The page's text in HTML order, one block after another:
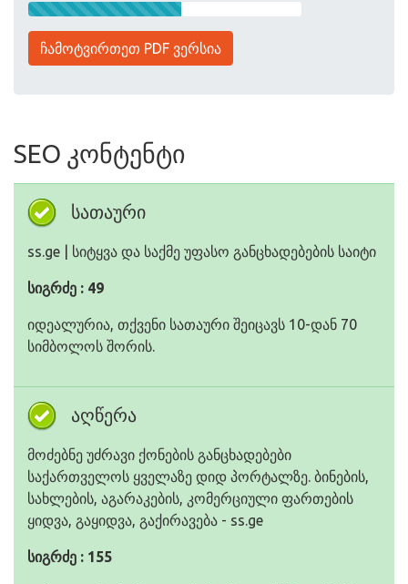
ჩამოტვირთეთ PDF ვერსია
SEO კონტენტი
სათაური
ss.ge | სიტყვა და საქმე უფასო განცხადებების საიტი
სიგრძე : 49
იდეალურია, თქვენი სათაური შეიცავს 10-დან 70
სიმბოლოს შორის.
აღწერა
მოძებნე უძრავი ქონების განცხადებები
საქართველოს ყველაზე დიდ პორტალზე. ბინების,
სახლების, აგარაკების, კომერციული ფართების
ყიდვა, გაყიდვა, გაქირავება - ss.ge
სიგრძე : 155